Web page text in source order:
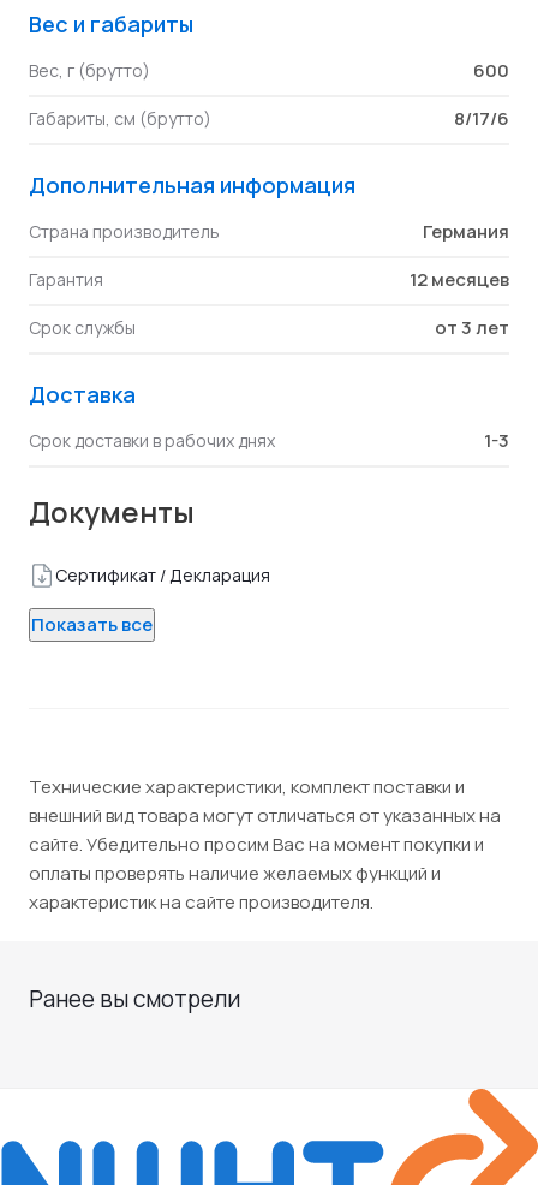
Вес и габариты
Вес, г (брутто) 600
Габариты, см (брутто) 8/17/6
Дополнительная информация
Страна производитель Германия
Гарантия 12 месяцев
Срок службы от 3 лет
Доставка
Срок доставки в рабочих днях 1-3
Документы
Сертификат / Декларация
Показать все
Технические характеристики, комплект поставки и
внешний вид товара могут отличаться от указанных на
сайте. Убедительно просим Вас на момент покупки и
оплаты проверять наличие желаемых функций и
характеристик на сайте производителя.
Ранее вы смотрели